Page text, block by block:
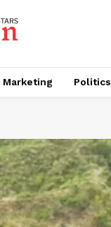
Marketing Politics